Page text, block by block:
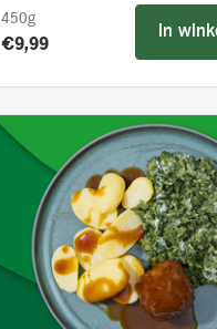
450g
Product prijs:
€9,99
In